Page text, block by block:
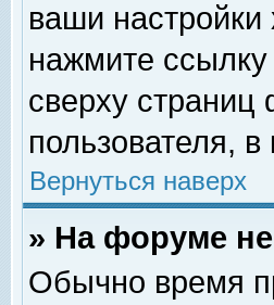
ваши
нажмите ссылку
сверху
пользователя,
Вернуться наверх
» На форуме
Обычно время